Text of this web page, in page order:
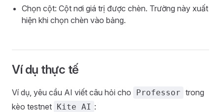
Chọn cột: Cột nơi giá trị được chèn. Trường này xuất
hiện khi chọn chèn vào bảng.
Ví dụ thực tế
Ví dụ, yêu cầu AI viết câu hỏi cho Professor trong
kèo testnet Kite AI :